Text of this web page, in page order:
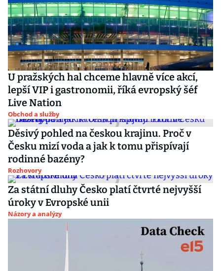
U pražských hal chceme hlavně více akcí,
lepší VIP i gastronomii, říká evropský šéf
Live Nation
Obchod a služby
Děsivý pohled na českou krajinu. Proč v
Česku mizí voda a jak k tomu přispívají
rodinné bazény?
Rozhovory
Za státní dluhy Česko platí čtvrté nejvyšší
úroky v Evropské unii
Názory a analýzy